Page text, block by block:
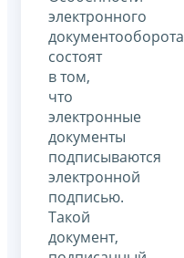
электронного
документооборота
состоят
в том,
что
электронные
документы
подписываются
электронной
подписью.
Такой
документ,